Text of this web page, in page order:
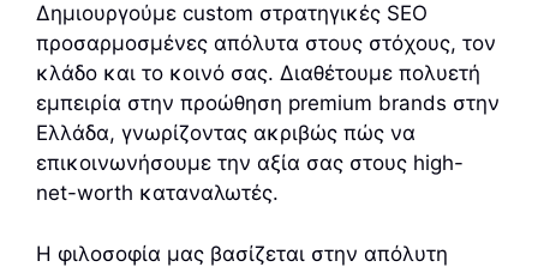
Δημιουργούμε custom στρατηγικές SEO
προσαρμοσμένες απόλυτα στους στόχους, τον
κλάδο και το κοινό σας. Διαθέτουμε πολυετή
εμπειρία στην προώθηση premium brands στην
Ελλάδα, γνωρίζοντας ακριβώς πώς να
επικοινωνήσουμε την αξία σας στους high-
net-worth καταναλωτές.
Η φιλοσοφία μας βασίζεται στην απόλυτη